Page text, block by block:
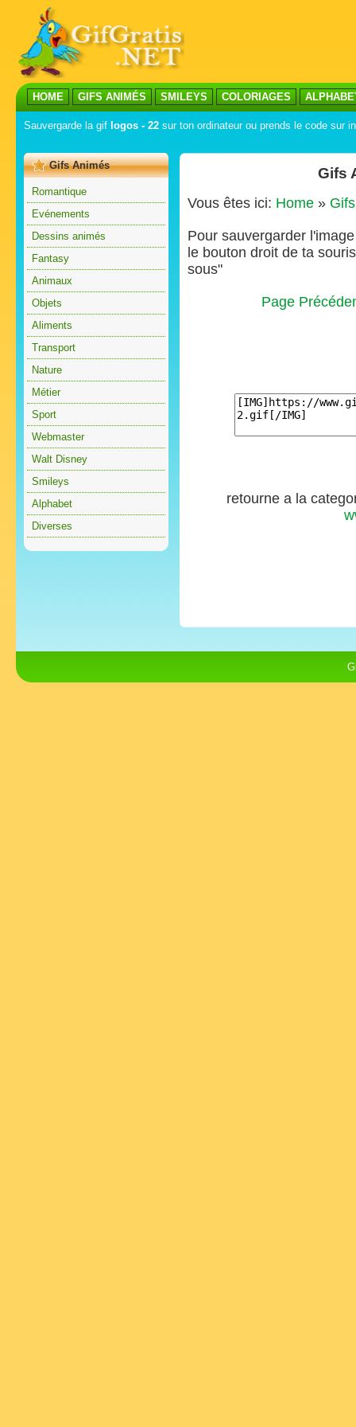
HOME GIFS ANIMÉS SMILEYS COLORIAGES
Sauvergarde la gif logos - 22 sur ton ordinateur ou prends le code sur
Gifs Animés
Romantique
Evénements
Dessins animés
Fantasy
Animaux
Objets
Aliments
Transport
Nature
Métier
Sport
Webmaster
Walt Disney
Smileys
Alphabet
Diverses
Gifs
Vous êtes ici: Home »
Pour sauvergarder
le bouton droit de ta
sous"
Page
retourne a la